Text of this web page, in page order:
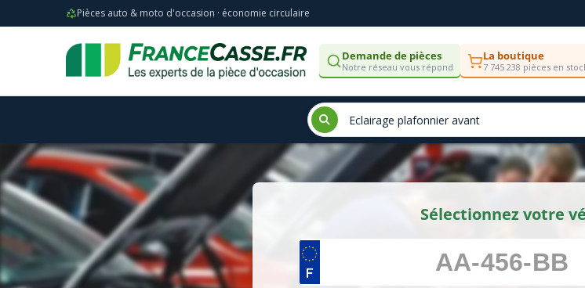
Pièces auto & moto d'occasion · économie circulaire
Demande de pièces
Notre réseau vous répond
La boutique
7 745 238 pièces en
Sélectionnez votre